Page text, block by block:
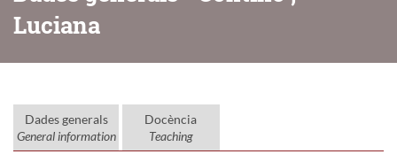
Luciana
Dades generals
General information
Docència
Teaching